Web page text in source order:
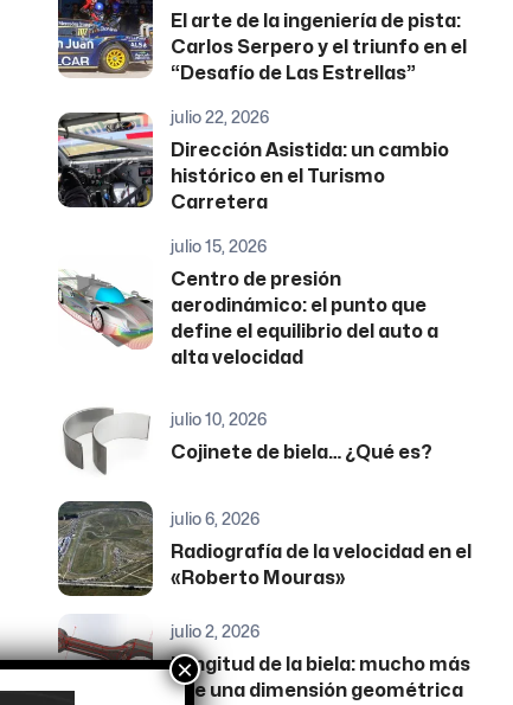
El arte de la ingeniería de pista:
Carlos Serpero y el triunfo en el
“Desafío de Las Estrellas”
julio 22, 2026
Dirección Asistida: un cambio
histórico en el Turismo
Carretera
julio 15, 2026
Centro de presión
aerodinámico: el punto que
define el equilibrio del auto a
alta velocidad
julio 10, 2026
Cojinete de biela… ¿Qué es?
julio 6, 2026
Radiografía de la velocidad en el
«Roberto Mouras»
julio 2, 2026
Longitud de la biela: mucho más
que una dimensión geométrica
×